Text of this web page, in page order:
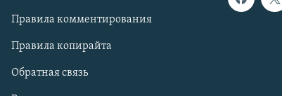
Правила комментирования
Правила копирайта
Обратная связь